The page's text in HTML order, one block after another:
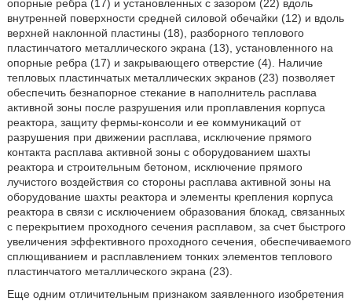
опорные ребра (17) и установленных с зазором (22) вдоль
внутренней поверхности средней силовой обечайки (12) и вдоль
верхней наклонной пластины (18), разборного теплового
пластинчатого металлического экрана (13), установленного на
опорные ребра (17) и закрывающего отверстие (4). Наличие
тепловых пластинчатых металлических экранов (23) позволяет
обеспечить безнапорное стекание в наполнитель расплава
активной зоны после разрушения или проплавления корпуса
реактора, защиту фермы-консоли и ее коммуникаций от
разрушения при движении расплава, исключение прямого
контакта расплава активной зоны с оборудованием шахты
реактора и строительным бетоном, исключение прямого
лучистого воздействия со стороны расплава активной зоны на
оборудование шахты реактора и элементы крепления корпуса
реактора в связи с исключением образования блокад, связанных
с перекрытием проходного сечения расплавом, за счет быстрого
увеличения эффективного проходного сечения, обеспечиваемого
сплющиванием и расплавлением тонких элементов теплового
пластинчатого металлического экрана (23).
Еще одним отличительным признаком заявленного изобретения